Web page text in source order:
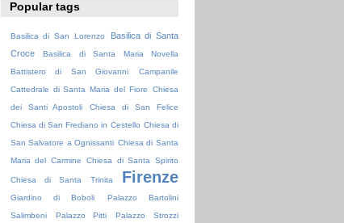
Popular tags
Basilica di San Lorenzo
Basilica di Santa
Croce
Basilica di Santa Maria Novella
Battistero di San Giovanni
Campanile
Cattedrale di Santa Maria del Fiore
Chiesa
dei Santi Apostoli
Chiesa di San Felice
Chiesa di San Frediano in Cestello Chiesa di
San Salvatore a Ognissanti Chiesa di Santa
Maria del Carmine
Chiesa di Santa Spirito
Chiesa di Santa Trinita Firenze
Giardino di Boboli
Palazzo Bartolini
Salimbeni
Palazzo Pitti
Palazzo Strozzi